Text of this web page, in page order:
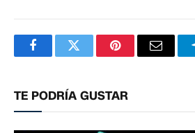
FacebookTwitterPinterestCorreo
TE PODRÍA GUSTAR